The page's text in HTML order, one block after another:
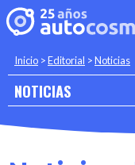
Inicio >Editorial >Noticias
NOTICIAS